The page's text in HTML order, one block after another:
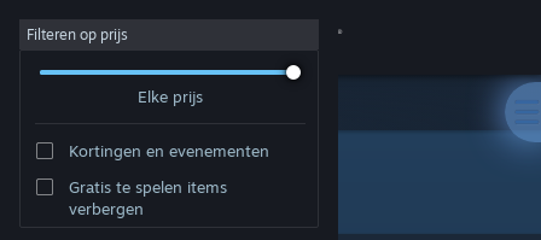
Inloggen
Community
Filteren op prijs
Elke prijs
Kortingen en evenementen
Gratis te spelen items
verbergen
Ontwikkelaar: Eclipse Games